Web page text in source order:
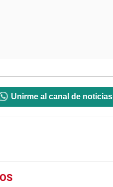
Unirme al canal de noticias